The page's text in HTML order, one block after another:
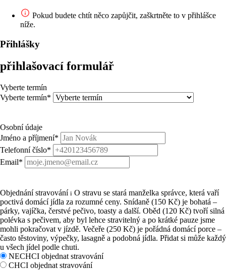
Pokud budete chtít něco zapůjčit, zaškrtněte to v přihlášce
níže.
Přihlášky
přihlašovací formulář
Vyberte termín
Vyberte termín*
Osobní údaje
Jméno a příjmení*
Telefonní číslo*
Email*
Objednání stravování i O stravu se stará manželka správce, která vaří
poctivá domácí jídla za rozumné ceny. Snídaně (150 Kč) je bohatá –
párky, vajíčka, čerstvé pečivo, toasty a další. Oběd (120 Kč) tvoří silná
polévka s pečivem, aby byl lehce stravitelný a po krátké pauze jsme
mohli pokračovat v jízdě. Večeře (250 Kč) je pořádná domácí porce –
často těstoviny, výpečky, lasagně a podobná jídla. Přidat si může každý
u všech jídel podle chuti.
NECHCI objednat stravování
CHCI objednat stravování